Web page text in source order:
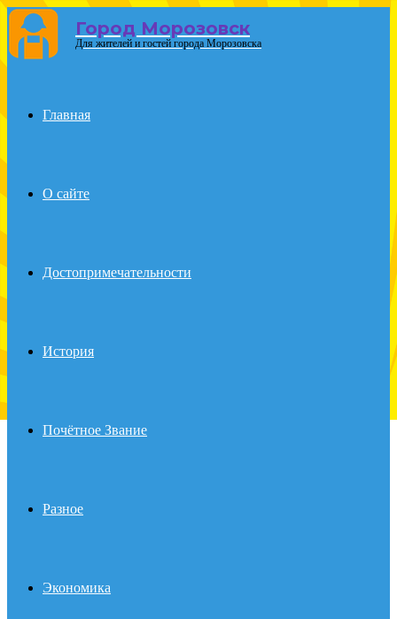
Menu
Город Морозовск
Для жителей и гостей города Морозовска
Главная
О сайте
Достопримечательности
История
Почётное Звание
Разное
Экономика